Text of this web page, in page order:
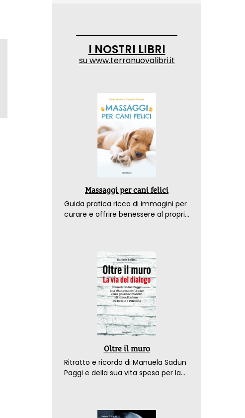
I NOSTRI LIBRI
suwww.terranuovalibri.it
Massaggi per cani felici
Guida pratica ricca di immagini per
curare e offrire benessere al proprio
Oltre il muro
Ritratto e ricordo di Manuela Sadun
Paggi e della sua vita spesa per la